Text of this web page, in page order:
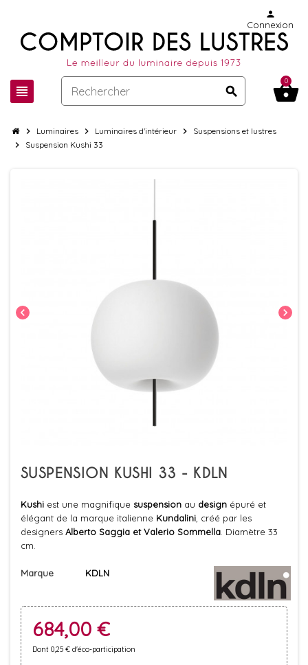
view_headline search
person
Connexion
shopping_basket
0
chevron_right Luminaires chevron_right Luminaires d'intérieur chevron_right Suspensions et lustres
chevron_right Suspension Kushi 33
chevron_left chevron_right
SUSPENSION KUSHI 33 - KDLN
Kushi est une magnifique suspension au design épuré et
élégant de la marque italienne Kundalini , créé par les
designers Alberto Saggia et Valerio Sommella . Diamètre 33
cm.
Marque KDLN
684,00 €
Dont 0,25 € d'éco-participation